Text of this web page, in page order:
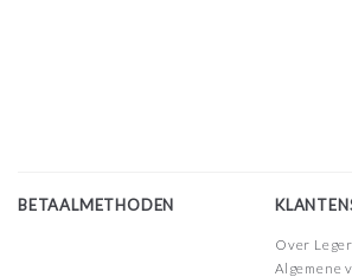
BETAALMETHODEN
Over
Algemene